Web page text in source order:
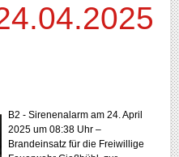
B2 - Sirenenalarm am 24. April
2025 um 08:38 Uhr –
Brandeinsatz für die Freiwillige